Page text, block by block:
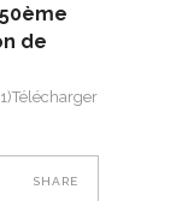
de
SHARE